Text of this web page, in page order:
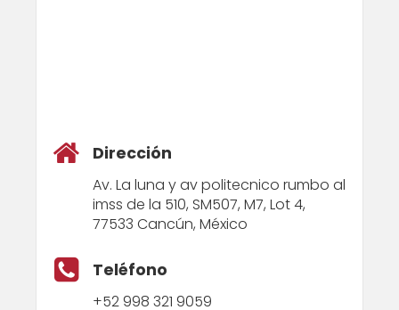
Dirección
Av. La luna y av politecnico rumbo al
imss de la 510, SM507, M7, Lot 4,
77533 Cancún, México
Teléfono
+52 998 321 9059